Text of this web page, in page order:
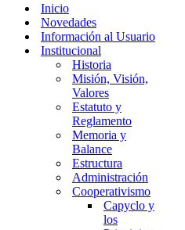
Inicio
Novedades
Información al Usuario
Institucional
Historia
Misión, Visión,
Valores
Estatuto y
Reglamento
Memoria y
Balance
Estructura
Administración
Cooperativismo
Capyclo y
los